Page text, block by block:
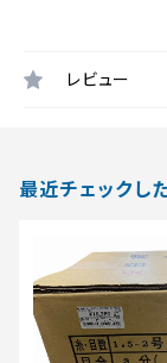
レビュー
最近チェックし